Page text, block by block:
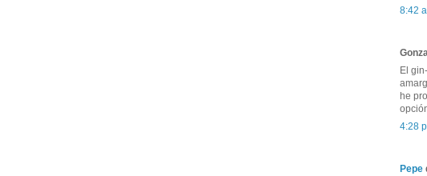
8:42
El
he
4:28
Pepe